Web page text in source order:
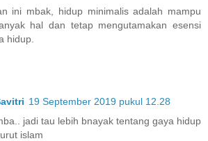
ini mbak, hidup minimalis adalah mampu
hal dan tetap mengutamakan esensi
hidup.
19 September 2019 pukul 12.28
jadi tau lebih bnayak tentang gaya hidup
islam